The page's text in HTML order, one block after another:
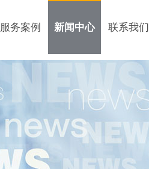
服务案例 新闻中心 联系我们